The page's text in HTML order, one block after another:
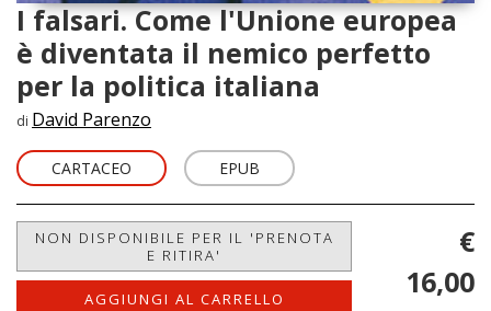
I falsari. Come l'Unione europea
è diventata il nemico perfetto
per la politica italiana
di David Parenzo
CARTACEO EPUB
NON DISPONIBILE PER IL 'PRENOTA
E RITIRA'
AGGIUNGI AL CARRELLO
€
16,00